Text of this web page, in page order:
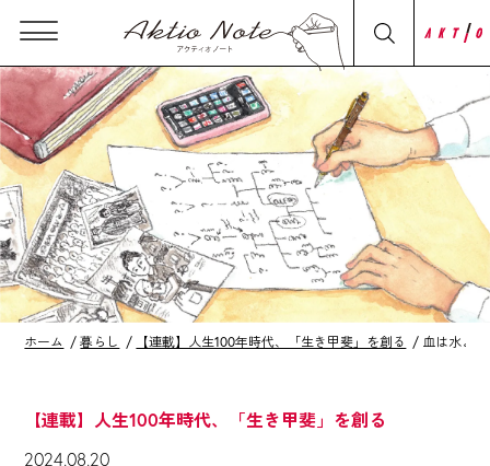
ホーム 暮らし 【連載】人生100年時代、「生き甲斐」を創る 血は水よ
【連載】人生100年時代、「生き甲斐」を創る
2024.08.20